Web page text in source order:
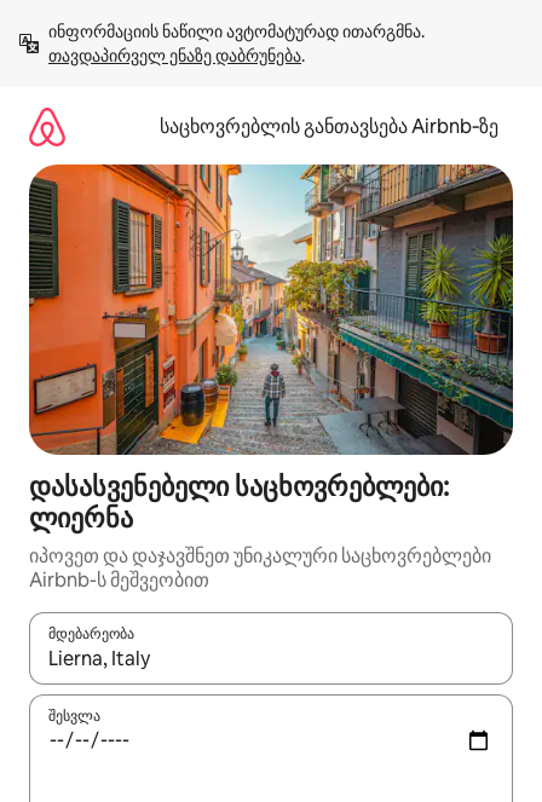
გადასვლა
თავდაპირველ ენაზე დაბრუნება.
საცხოვრებლის განთავსება Airbnb‑ზე
დასასვენებელი საცხოვრებლები:
ლიერნა
იპოვეთ და დაჯავშნეთ უნიკალური საცხოვრებლები
Airbnb-ს მეშვეობით
მდებარეობა
როცა შედეგები ხელმისაწვდომი გახდება, ნავიგაციისთვის
შესვლა